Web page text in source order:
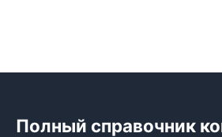
Полный справочник